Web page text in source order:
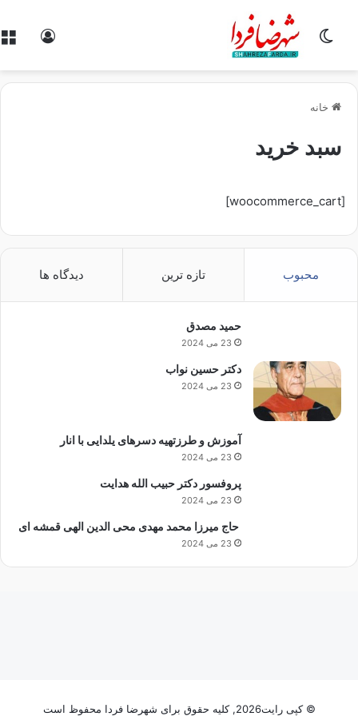
ورود تغییر پوسته
خانه
سبد خرید
[woocommerce_cart]
محبوب تازه ترین دیدگاه ها
حمید مصدق
23 می 2024
دکتر حسین نواب
23 می 2024
آموزش و طرزتهیه دسرهای یلدایی با انار
23 می 2024
پروفسور دکتر حبیب الله هدایت
23 می 2024
حاج میرزا محمد مهدی محی الدین الهی قمشه ای
23 می 2024
© کپی رایت2026, کلیه حقوق برای شهرضا فردا محفوظ است